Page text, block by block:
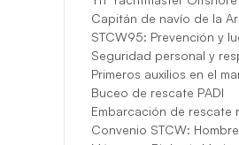
Capitán de navío de la
STCW95: Prevención y
Seguridad personal y
Primeros auxilios en el
Buceo de rescate PADI
Embarcación de rescate
Convenio STCW: